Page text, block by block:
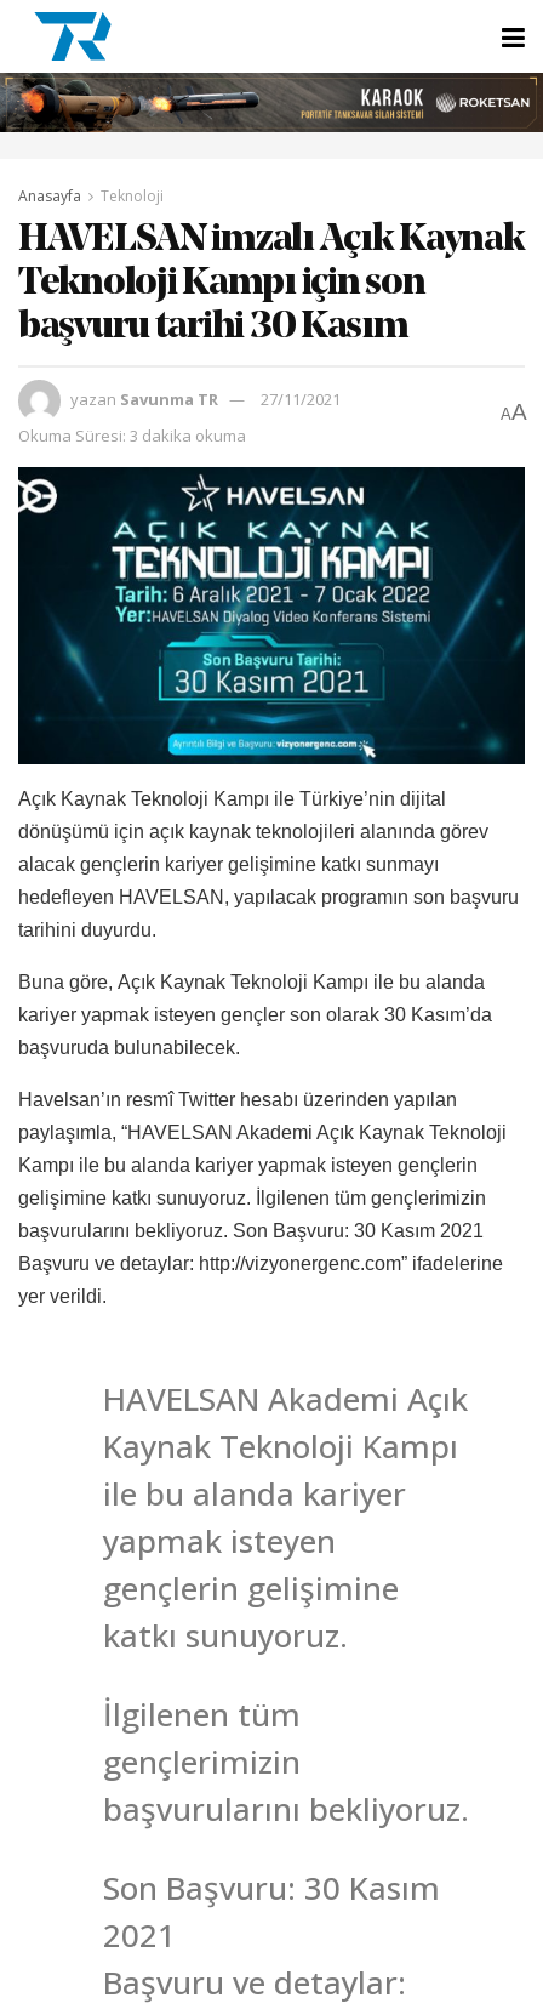
Anasayfa Teknoloji
HAVELSAN imzalı Açık Kaynak
Teknoloji Kampı için son
başvuru tarihi 30 Kasım
yazan Savunma TR
27/11/2021
Okuma Süresi: 3 dakika okuma
AA
Açık Kaynak Teknoloji Kampı ile Türkiye’nin dijital
dönüşümü için açık kaynak teknolojileri alanında görev
alacak gençlerin kariyer gelişimine katkı sunmayı
hedefleyen HAVELSAN, yapılacak programın son başvuru
tarihini duyurdu.
Buna göre, Açık Kaynak Teknoloji Kampı ile bu alanda
kariyer yapmak isteyen gençler son olarak 30 Kasım’da
başvuruda bulunabilecek.
Havelsan’ın resmî Twitter hesabı üzerinden yapılan
paylaşımla, “HAVELSAN Akademi Açık Kaynak Teknoloji
Kampı ile bu alanda kariyer yapmak isteyen gençlerin
gelişimine katkı sunuyoruz. İlgilenen tüm gençlerimizin
başvurularını bekliyoruz. Son Başvuru: 30 Kasım 2021
Başvuru ve detaylar: http://vizyonergenc.com” ifadelerine
yer verildi.
HAVELSAN Akademi Açık
Kaynak Teknoloji Kampı
ile bu alanda kariyer
yapmak isteyen
gençlerin gelişimine
katkı sunuyoruz.
İlgilenen tüm
gençlerimizin
başvurularını bekliyoruz.
Son Başvuru: 30 Kasım
2021
Başvuru ve detaylar: